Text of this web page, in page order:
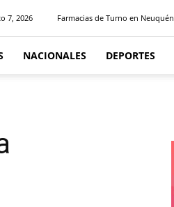
7, 2026 Farmacias de Turno en Neuquén
NACIONALES DEPORTES